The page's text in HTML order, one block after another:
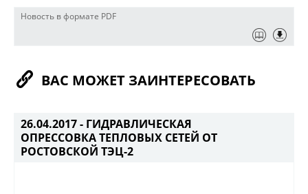
Новость в формате PDF
ВАС МОЖЕТ ЗАИНТЕРЕСОВАТЬ
26.04.2017 - ГИДРАВЛИЧЕСКАЯ
ОПРЕССОВКА ТЕПЛОВЫХ СЕТЕЙ ОТ
РОСТОВСКОЙ ТЭЦ-2